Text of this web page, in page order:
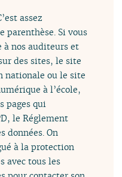
assez
parenthèse. Si vous
nos auditeurs et
des sites, le site
nationale ou le site
à l’école,
pages qui
le Réglement
données. On
à la protection
avec tous les